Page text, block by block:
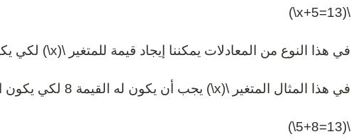
\(13=5+x\)
في هذا النوع من المعادلات يمكننا إيجاد قيمة للمتغير \(x\) لكي يكون الطرفين أو التعبيرين متساويين.
في هذا المثال المتغير \(x\) يجب أن يكون له القيمة 8 لكي يكون التعبيرين متساويين لأن
\(13=5+8\)